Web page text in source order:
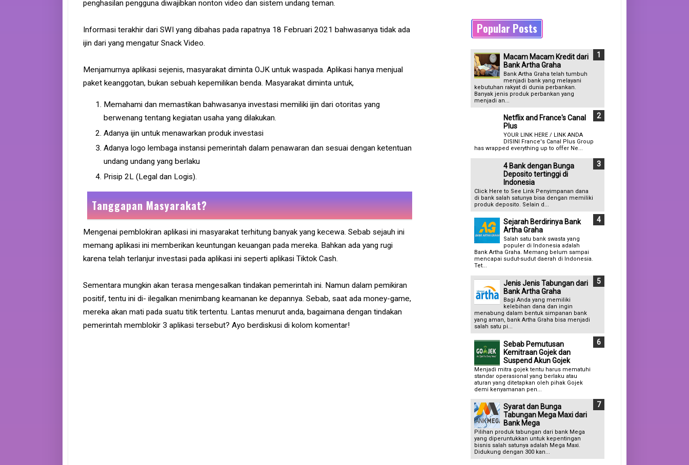
penghasilan pengguna diwajibkan nonton video dan sistem undang teman.
Informasi terakhir dari SWI yang dibahas pada rapatnya 18 Februari 2021 bahwasanya tidak ada
ijin dari yang mengatur Snack Video.
Menjamurnya aplikasi sejenis, masyarakat diminta OJK untuk waspada. Aplikasi hanya menjual
paket keanggotan, bukan sebuah kepemilikan benda. Masyarakat diminta untuk,
Memahami dan memastikan bahwasanya investasi memiliki ijin dari otoritas yang
berwenang tentang kegiatan usaha yang dilakukan.
Adanya ijin untuk menawarkan produk investasi
Adanya logo lembaga instansi pemerintah dalam penawaran dan sesuai dengan ketentuan
undang undang yang berlaku
Prisip 2L (Legal dan Logis).
Tanggapan Masyarakat?
Mengenai pemblokiran aplikasi ini masyarakat terhitung banyak yang kecewa. Sebab sejauh ini
memang aplikasi ini memberikan keuntungan keuangan pada mereka. Bahkan ada yang rugi
karena telah terlanjur investasi pada aplikasi ini seperti aplikasi Tiktok Cash.
Sementara mungkin akan terasa mengesalkan tindakan pemerintah ini. Namun dalam pemikiran
positif, tentu ini di- ilegalkan menimbang keamanan ke depannya. Sebab, saat ada money-game,
mereka akan mati pada suatu titik tertentu. Lantas menurut anda, bagaimana dengan tindakan
pemerintah memblokir 3 aplikasi tersebut? Ayo berdiskusi di kolom komentar!
Popular Posts
Macam Macam Kredit dari
Bank Artha Graha
Bank Artha Graha telah tumbuh
menjadi bank yang melayani
kebutuhan rakyat di dunia perbankan.
Banyak jenis produk perbankan yang
menjadi an...
Netflix and France's Canal
Plus
YOUR LINK HERE / LINK ANDA
DISINI France's Canal Plus Group
has wrapped everything up to offer Ne...
4 Bank dengan Bunga
Deposito tertinggi di
Indonesia
Click Here to See Link Penyimpanan dana
di bank salah satunya bisa dengan memiliki
produk deposito. Selain d...
Sejarah Berdirinya Bank
Artha Graha
Salah satu bank swasta yang
populer di Indonesia adalah
Bank Artha Graha. Memang belum sampai
mencapai sudut-sudut daerah di Indonesia.
Tet...
Jenis Jenis Tabungan dari
Bank Artha Graha
Bagi Anda yang memiliki
kelebihan dana dan ingin
menabung dalam bentuk simpanan bank
yang aman, bank Artha Graha bisa menjadi
salah satu pi...
Sebab Pemutusan
Kemitraan Gojek dan
Suspend Akun Gojek
Menjadi mitra gojek tentu harus mematuhi
standar operasional yang berlaku atau
aturan yang ditetapkan oleh pihak Gojek
demi kenyamanan pen...
Syarat dan Bunga
Tabungan Mega Maxi dari
Bank Mega
Pilihan produk tabungan dari bank Mega
yang diperuntukkan untuk kepentingan
bisnis salah satunya adalah Mega Maxi.
Didukung dengan 300 kan...